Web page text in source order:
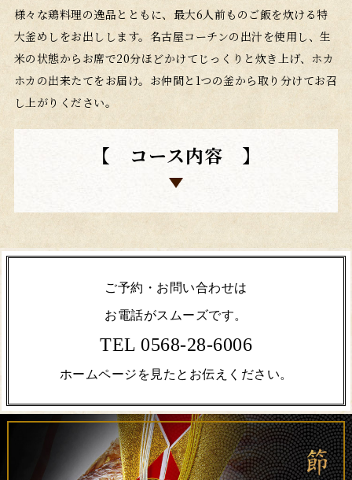
様々な鶏料理の逸品とともに、最大6人前ものご飯を炊ける特
大釜めしをお出しします。名古屋コーチンの出汁を使用し、生
米の状態からお席で20分ほどかけてじっくりと炊き上げ、ホカ
ホカの出来たてをお届け。お仲間と1つの釜から取り分けてお召
し上がりください。
【 コース内容 】
ご予約・お問い合わせは
お電話がスムーズです。
TEL 0568-28-6006
ホームページを見たとお伝えください。